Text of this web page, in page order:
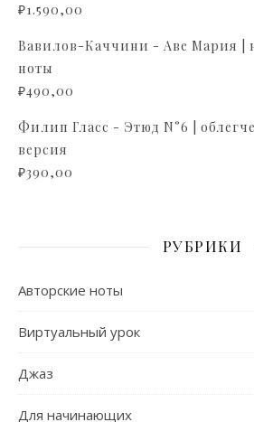
₽1.590,00
Вавилов-Каччини - Аве Мария |
ноты
₽490,00
Филип Гласс - Этюд N°6 |
версия
₽390,00
РУБРИКИ
Авторские ноты
Виртуальный урок
Джаз
Для начинающих